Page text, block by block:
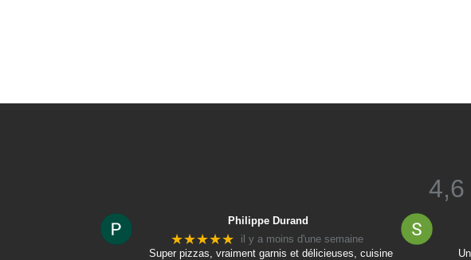
4,6
Philippe Durand
★★★★★
il y a moins d'une semaine
Super pizzas, vraiment garnis et délicieuses, cuisine